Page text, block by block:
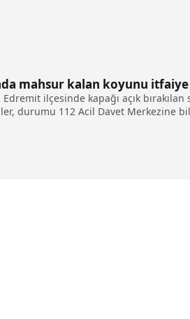
mahsur kalan koyunu
Edremit ilçesinde kapağı açık
durumu 112 Acil Davet Merkezine